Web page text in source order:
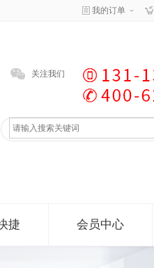
我的订单
关注我们
捷 会员中心